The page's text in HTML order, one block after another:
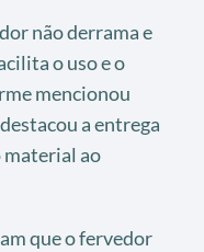
não derrama e
o uso e o
mencionou
a entrega
material ao
que o fervedor